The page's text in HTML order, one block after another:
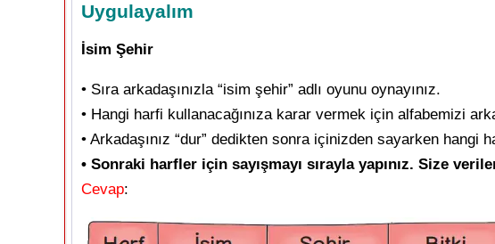
Uygulayalım
İsim Şehir
• Sıra arkadaşınızla “isim şehir” adlı oyunu oynayınız.
• Hangi harfi kullanacağınıza karar vermek için alfabemizi
• Arkadaşınız “dur” dedikten sonra içinizden sayarken
• Sonraki harfler için sayışmayı sırayla yapınız. Size
Cevap: